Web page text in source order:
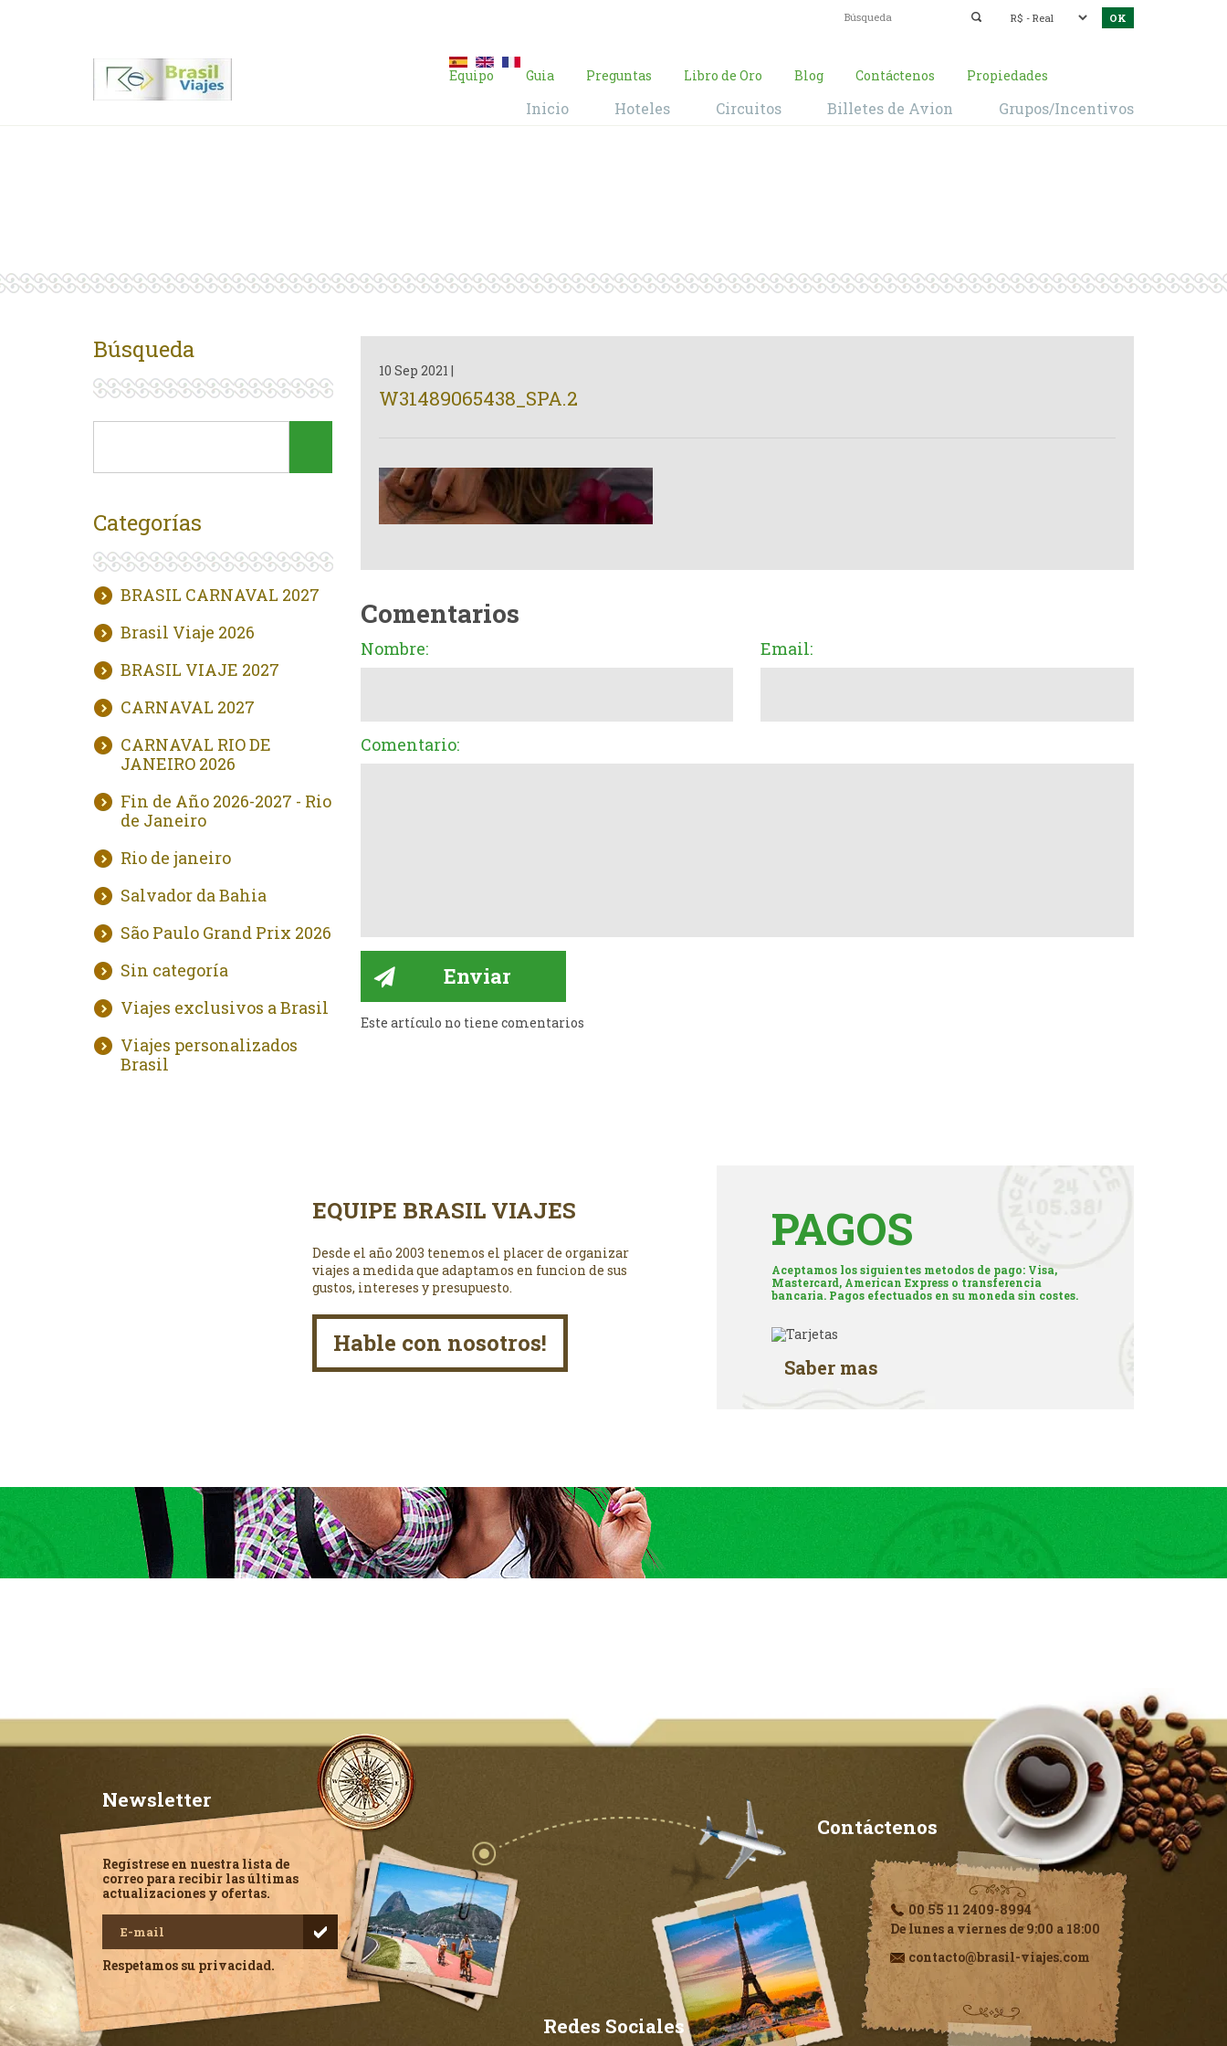
Equipo Guia Preguntas Libro de Oro Blog Contáctenos Propiedades
Inicio Hoteles Circuitos Billetes de Avion Grupos/Incentivos
Búsqueda
Categorías
BRASIL CARNAVAL 2027
Brasil Viaje 2026
BRASIL VIAJE 2027
CARNAVAL 2027
CARNAVAL RIO DE
JANEIRO 2026
Fin de Año 2026-2027 - Rio
de Janeiro
Rio de janeiro
Salvador da Bahia
São Paulo Grand Prix 2026
Sin categoría
Viajes exclusivos a Brasil
Viajes personalizados
Brasil
10 Sep 2021 |
W31489065438_SPA.2
Comentarios
Nombre: Email:
Comentario:
Este artículo no tiene comentarios
EQUIPE BRASIL VIAJES
Desde el año 2003 tenemos el placer de organizar
viajes a medida que adaptamos en funcion de sus
gustos, intereses y presupuesto.
Hable con nosotros!
PAGOS
Aceptamos los siguientes metodos de pago: Visa,
Mastercard, American Express o transferencia
bancaria. Pagos efectuados en su moneda sin costes.
Saber mas
Newsletter
Regístrese en nuestra lista de
correo para recibir las últimas
actualizaciones y ofertas.
Respetamos su privacidad.
Contáctenos
00 55 11 2409-8994
De lunes a viernes de 9:00 a 18:00
contacto@brasil-viajes.com
Redes Sociales